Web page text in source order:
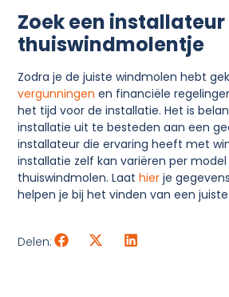
Zoek een
thuiswindmolentje
Zodra je de juiste windmolen hebt
vergunningen en financiële
het tijd voor de installatie. Het is
installatie uit te besteden aan een
installateur die ervaring heeft met
installatie zelf kan variëren per
thuiswindmolen. Laathier je
helpen je bij het vinden van een
Delen: